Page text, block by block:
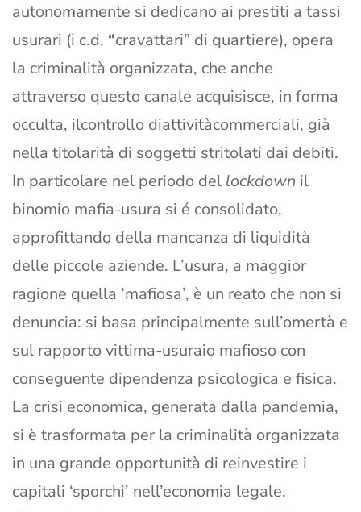
autonomamente si dedicano ai prestiti a tassi
usurari (i c.d. “cravattari” di quartiere), opera
la criminalità organizzata, che anche
attraverso questo canale acquisisce, in forma
occulta, ilcontrollo diattivitàcommerciali, già
nella titolarità di soggetti stritolati dai debiti.
In particolare nel periodo del lockdown il
binomio mafia-usura si é consolidato,
approfittando della mancanza di liquidità
delle piccole aziende. L’usura, a maggior
ragione quella ‘mafiosa’, è un reato che non si
denuncia: si basa principalmente sull’omertà e
sul rapporto vittima-usuraio mafioso con
conseguente dipendenza psicologica e fisica.
La crisi economica, generata dalla pandemia,
si è trasformata per la criminalità organizzata
in una grande opportunità di reinvestire i
capitali ‘sporchi’ nell’economia legale.